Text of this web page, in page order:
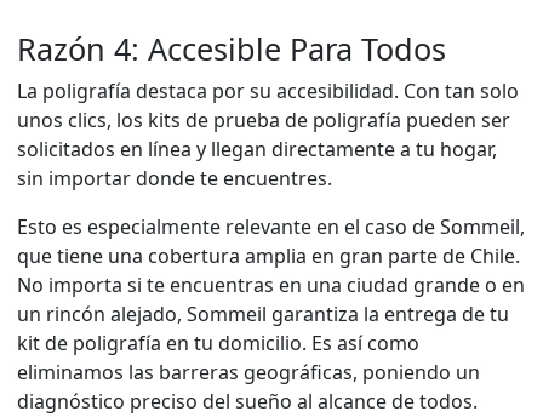
Razón 4: Accesible Para Todos
La poligrafía destaca por su accesibilidad. Con tan solo
unos clics, los kits de prueba de poligrafía pueden ser
solicitados en línea y llegan directamente a tu hogar,
sin importar donde te encuentres.
Esto es especialmente relevante en el caso de Sommeil,
que tiene una cobertura amplia en gran parte de Chile.
No importa si te encuentras en una ciudad grande o en
un rincón alejado, Sommeil garantiza la entrega de tu
kit de poligrafía en tu domicilio. Es así como
eliminamos las barreras geográficas, poniendo un
diagnóstico preciso del sueño al alcance de todos.